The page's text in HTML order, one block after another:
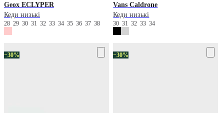
Geox ECLYPER
Кеди низькі
28 29 30 31 32 33 34 35 36 37 38
Vans Caldrone
Кеди низькі
3031323334
−30% −30%